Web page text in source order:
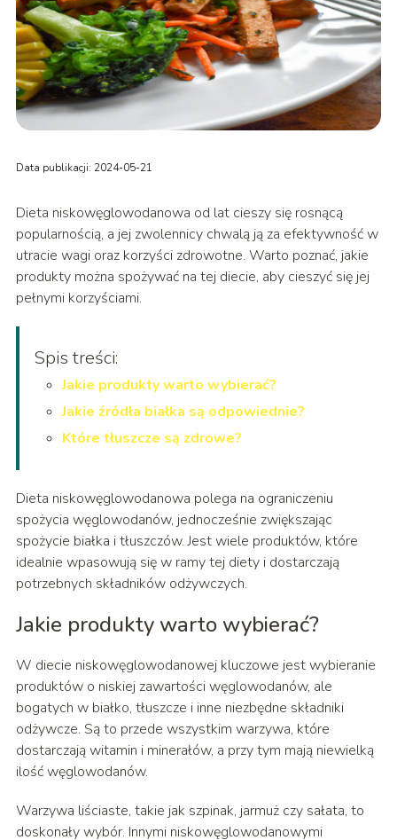
Data publikacji: 2024-05-21
Dieta niskowęglowodanowa od lat cieszy się rosnącą
popularnością, a jej zwolennicy chwalą ją za efektywność w
utracie wagi oraz korzyści zdrowotne. Warto poznać, jakie
produkty można spożywać na tej diecie, aby cieszyć się jej
pełnymi korzyściami.
Spis treści:
Jakie produkty warto wybierać?
Jakie źródła białka są odpowiednie?
Które tłuszcze są zdrowe?
Dieta niskowęglowodanowa polega na ograniczeniu
spożycia węglowodanów, jednocześnie zwiększając
spożycie białka i tłuszczów. Jest wiele produktów, które
idealnie wpasowują się w ramy tej diety i dostarczają
potrzebnych składników odżywczych.
Jakie produkty warto wybierać?
W diecie niskowęglowodanowej kluczowe jest wybieranie
produktów o niskiej zawartości węglowodanów, ale
bogatych w białko, tłuszcze i inne niezbędne składniki
odżywcze. Są to przede wszystkim warzywa, które
dostarczają witamin i minerałów, a przy tym mają niewielką
ilość węglowodanów.
Warzywa liściaste, takie jak szpinak, jarmuż czy sałata, to
doskonały wybór. Innymi niskowęglowodanowymi